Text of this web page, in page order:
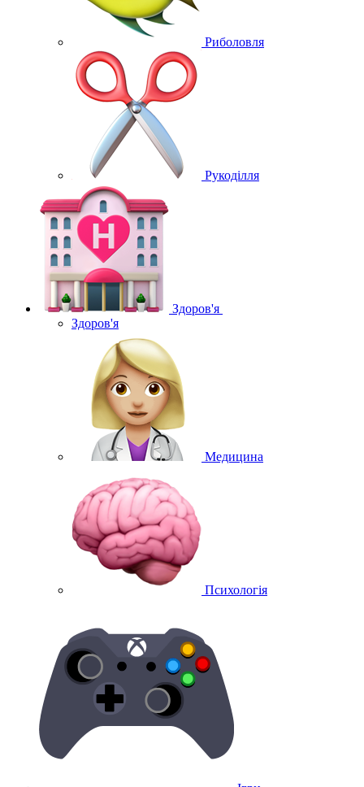
Риболовля
Рукоділля
Здоров'я
Здоров'я
Медицина
Психологія